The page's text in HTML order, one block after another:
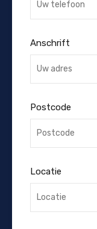
Anschrift
Postcode
Locatie